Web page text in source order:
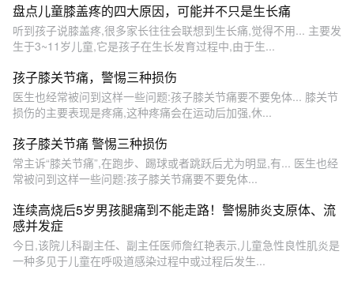
盘点儿童膝盖疼的四大原因，可能并不只是生长痛
听到孩子说膝盖疼,很多家长往往会联想到生长痛,觉得不用... 主要发
生于3~11岁儿童,它是孩子在生长发育过程中,由于生...
孩子膝关节痛，警惕三种损伤
医生也经常被问到这样一些问题:孩子膝关节痛要不要免体... 膝关节
损伤的主要表现是疼痛,这种疼痛会在运动后加强,休...
孩子膝关节痛 警惕三种损伤
常主诉“膝关节痛”,在跑步、踢球或者跳跃后尤为明显,有... 医生也经
常被问到这样一些问题:孩子膝关节痛要不要免体...
连续高烧后5岁男孩腿痛到不能走路！警惕肺炎支原体、流
感并发症
今日,该院儿科副主任、副主任医师詹红艳表示,儿童急性良性肌炎是
一种多见于儿童在呼吸道感染过程中或过程后发生...